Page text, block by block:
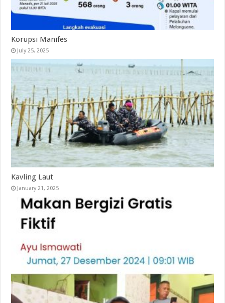
Korupsi Manifes
July 25, 2025
Kavling Laut
January 21, 2025